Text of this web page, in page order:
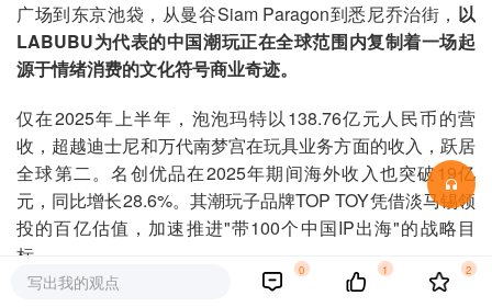
广场到东京池袋，从曼谷Siam Paragon到悉尼乔治街， 以
LABUBU为代表的中国潮玩正在全球范围内复制着一场起
源于情绪消费的文化符号商业奇迹。
仅在2025年上半年，泡泡玛特以138.76亿元人民币的营
收，超越迪士尼和万代南梦宫在玩具业务方面的收入，跃居
全球第二。名创优品在2025年期间海外收入也突破19亿
元，同比增长28.6%。其潮玩子品牌TOP TOY凭借淡马锡领
投的百亿估值，加速推进"带100个中国IP出海"的战略目
标。
写出我的观点
0 1 2